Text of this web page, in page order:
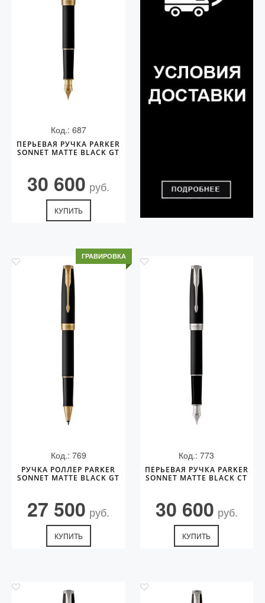
Код.: 687
ПЕРЬЕВАЯ РУЧКА PARKER
SONNET MATTE BLACK GT
30 600 руб.
КУПИТЬ
ГРАВИРОВКА
Код.: 769
РУЧКА РОЛЛЕР PARKER
SONNET MATTE BLACK GT
27 500 руб.
КУПИТЬ
Код.: 773
ПЕРЬЕВАЯ РУЧКА PARKER
SONNET MATTE BLACK CT
30 600 руб.
КУПИТЬ